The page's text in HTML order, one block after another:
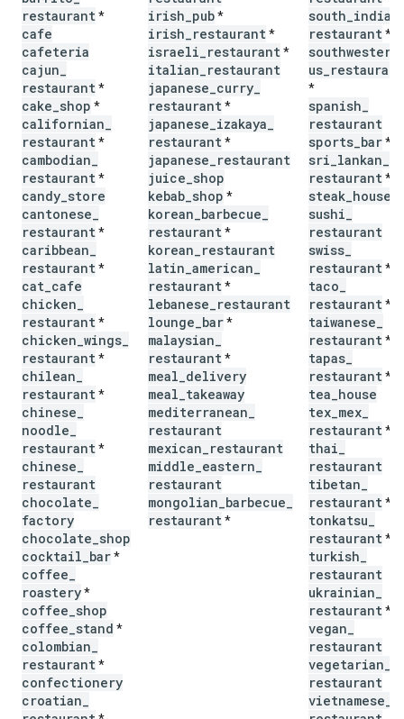
restaurant*
cafe
cafeteria
cajun
restaurant*
cake shop *
californian
restaurant*
cambodian
restaurant*
candy store
cantonese
restaurant*
caribbean
restaurant*
cat cafe
chicken
restaurant*
chicken wings
restaurant*
chilean
restaurant*
chinese
noodle
restaurant*
chinese
restaurant
chocolate
factory
chocolate shop
cocktail bar*
coffee
roastery*
coffee shop
coffee stand *
colombian
restaurant*
confectionery
croatian
irish pub*
irish restaurant*
israeli restaurant*
italian restaurant
japanese curry
restaurant*
japanese izakaya
restaurant*
japanese restaurant
juice shop
kebab shop *
korean barbecue
restaurant*
korean restaurant
latin american
restaurant*
lebanese restaurant
lounge bar*
malaysian
restaurant*
meal delivery
meal takeaway
mediterranean
restaurant
mexican restaurant
middle eastern
restaurant
mongolian barbecue
restaurant*
south indian
restaurant*
southwestern
us restaurant
*
spanish
restaurant
sports bar*
sri lankan
restaurant*
steak house
sushi
restaurant
swiss
restaurant*
taco
restaurant*
taiwanese
restaurant*
tapas
restaurant*
tea house
tex mex
restaurant*
thai
restaurant
tibetan
restaurant*
tonkatsu
restaurant*
turkish
restaurant
ukrainian
restaurant*
vegan
restaurant
vegetarian
restaurant
vietnamese